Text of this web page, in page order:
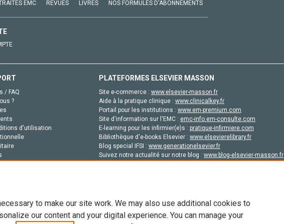
EMC REVUES LIVRES NOS FORMULES D'ABONNEMENTS
/ FAQ
?
d'utilisation
PLATEFORMES ELSEVIER MASSON
Site e-commerce : www.elsevier-masson.fr
Aide à la pratique clinique : www.clinicalkey.fr
Portail pour les institutions : www.em-premium.com
Site d'information sur l'EMC : emc-info.em-consulte.com
E-learning pour les infirmier(e)s : pratique-infirmiere.com
Bibliothèque d'e-books Elsevier : www.elsevierelibrary.fr
Blog special IFSI : www.generationelsevier.fr
Suivez notre actualité sur notre blog : www.blog-elsevier-masson.fr
to make our site work. We may also use additional cookies to
our content and your digital experience. You can manage your